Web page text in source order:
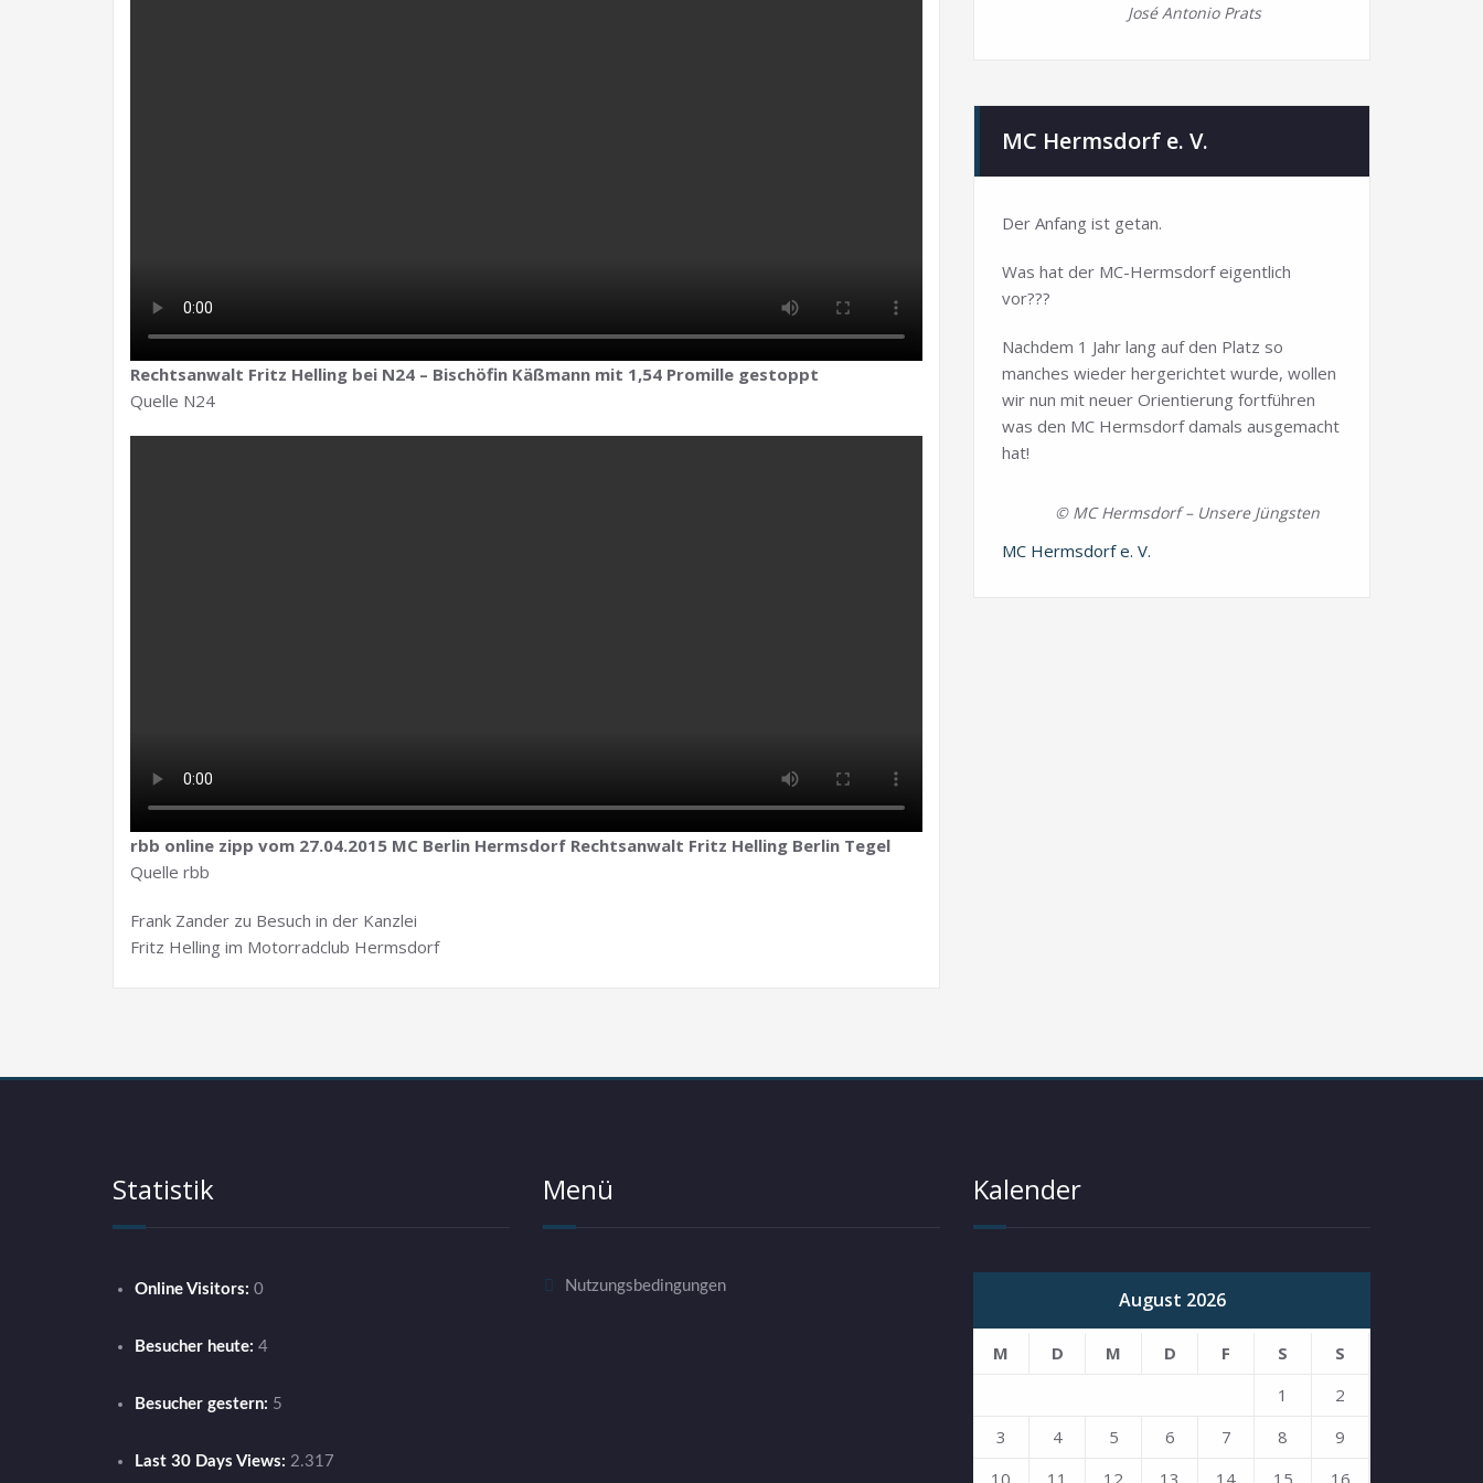
Rechtsanwalt Fritz Helling bei N24 – Bischöfin Käßmann mit 1,54 Promille gestoppt
Quelle N24
rbb online zipp vom 27.04.2015 MC Berlin Hermsdorf Rechtsanwalt Fritz Helling Berlin Tegel
Quelle rbb
Frank Zander zu Besuch in der Kanzlei
Fritz Helling im Motorradclub Hermsdorf
José Antonio Prats
MC Hermsdorf e. V.
Der Anfang ist getan.
Was hat der MC-Hermsdorf eigentlich
vor???
Nachdem 1 Jahr lang auf den Platz so
manches wieder hergerichtet wurde, wollen
wir nun mit neuer Orientierung fortführen
was den MC Hermsdorf damals ausgemacht
hat!
© MC Hermsdorf – Unsere Jüngsten
MC Hermsdorf e. V.
Statistik
Online Visitors: 0
Besucher heute: 4
Besucher gestern: 5
Last 30 Days Views: 2.317
Menü
Nutzungsbedingungen
Kalender
August 2026
M D M D F S
S
1
2
3
4 5 6 7 8
9
10
11 12 13 14 15 16